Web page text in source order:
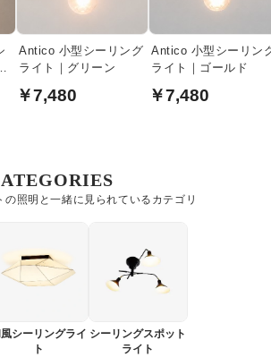
Antico 小型シーリング
ライト｜グリーン
￥7,480
Antico 小型シーリン
ライト｜ゴールド
￥7,480
照明と一緒に見られているカテゴリ
シーリングライ
ト
シーリングスポット
ライト